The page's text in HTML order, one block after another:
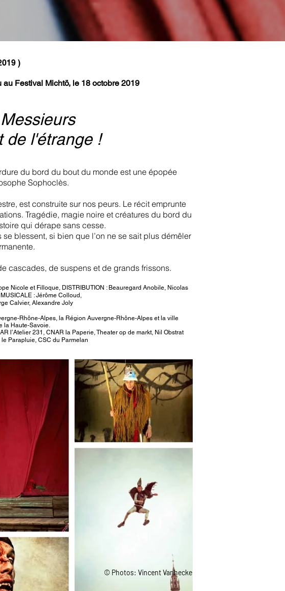
)
au Festival Michtö, le 18 octobre 2019
de l'étrange !
du bord du bout du monde est une épopée
Sophoclès.
est construite sur nos peurs. Le récit emprunte
Tragédie, magie noire et créatures du bord du
qui dérape sans cesse.
blessent, si bien que l’on ne se sait plus démêler
cascades, de suspens et de grands frissons.
Nicole et Filloque, DISTRIBUTION : Beauregard Anobile, Nicolas
: Jérôme Colloud,
Calvier, Alexandre Joly
Rhône-Alpes, la Région Auvergne-Rhône-Alpes et la ville
la Haute-Savoie.
l’Atelier 231, CNAR la Paperie, Theater op de markt, Nil Obstrat
Parapluie, CSC du Parmelan
© Photos: Vincent Vanhecke